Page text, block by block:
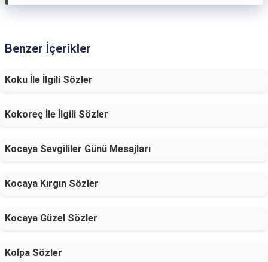
Benzer İçerikler
Koku İle İlgili Sözler
Kokoreç İle İlgili Sözler
Kocaya Sevgililer Günü Mesajları
Kocaya Kırgın Sözler
Kocaya Güzel Sözler
Kolpa Sözler